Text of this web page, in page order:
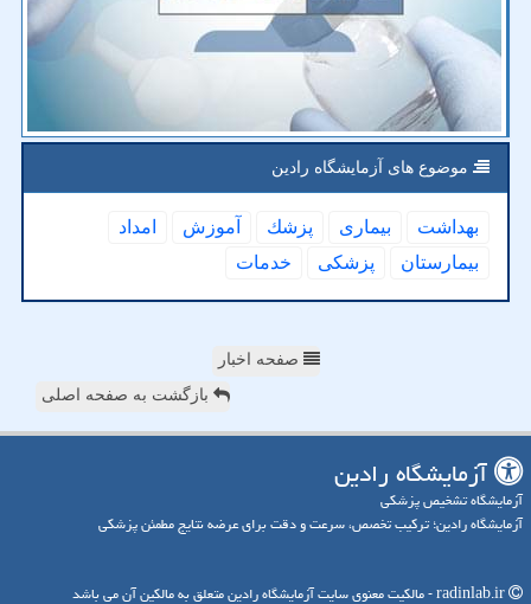
موضوع های آزمایشگاه رادین
بهداشت بیماری پزشك آموزش
امداد
بیمارستان
پزشكی خدمات
صفحه اخبار
بازگشت به صفحه اصلی
آزمایشگاه رادین
آزمایشگاه تشخیص پزشکی
آزمایشگاه رادین؛ ترکیب تخصص، سرعت و دقت برای عرضه نتایج مطمئن پزشکی